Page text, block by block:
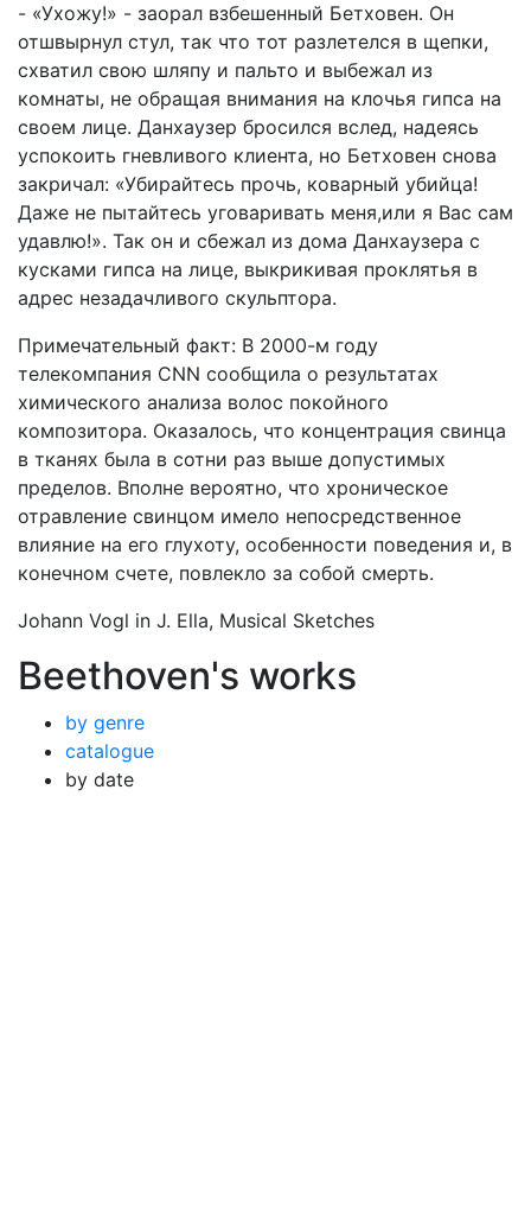
- «Ухожу!» - заорал взбешенный Бетховен. Он
отшвырнул стул, так что тот разлетелся в щепки,
схватил свою шляпу и пальто и выбежал из
комнаты, не обращая внимания на клочья гипса на
своем лице. Данхаузер бросился вслед, надеясь
успокоить гневливого клиента, но Бетховен снова
закричал: «Убирайтесь прочь, коварный убийца!
Даже не пытайтесь уговаривать меня,или я Вас сам
удавлю!». Так он и сбежал из дома Данхаузера с
кусками гипса на лице, выкрикивая проклятья в
адрес незадачливого скульптора.
Примечательный факт: В 2000-м году
телекомпания CNN сообщила о результатах
химического анализа волос покойного
композитора. Оказалось, что концентрация свинца
в тканях была в сотни раз выше допустимых
пределов. Вполне вероятно, что хроническое
отравление свинцом имело непосредственное
влияние на его глухоту, особенности поведения и, в
конечном счете, повлекло за собой смерть.
Johann Vogl in J. Ella, Musical Sketches
Beethoven's works
by genre
catalogue
by date